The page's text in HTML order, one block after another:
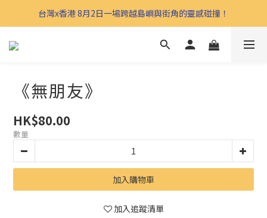
台灣x香港 8月2日一場跨越島嶼與街角的靈感碰撞！
《無朋友》
HK$80.00
數量
加入購物車
加入追蹤清單